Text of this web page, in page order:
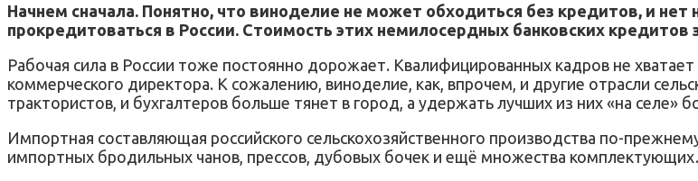
Начнем сначала. Понятно, что виноделие не может обходиться без кредитов, и
прокредитоваться в России. Стоимость этих немилосердных банковских кредитов
Рабочая сила в России тоже постоянно дорожает. Квалифицированных кадров не хватает
коммерческого директора. К сожалению, виноделие, как, впрочем, и другие отрасли
трактористов, и бухгалтеров больше тянет в город, а удержать лучших из них «на селе»
Импортная составляющая российского сельскохозяйственного производства по-
импортных бродильных чанов, прессов, дубовых бочек и ещё множества